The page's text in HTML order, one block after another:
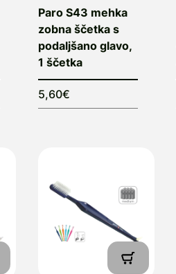
Paro S43 mehka
zobna ščetka s
podaljšano glavo,
1 ščetka
5,60€